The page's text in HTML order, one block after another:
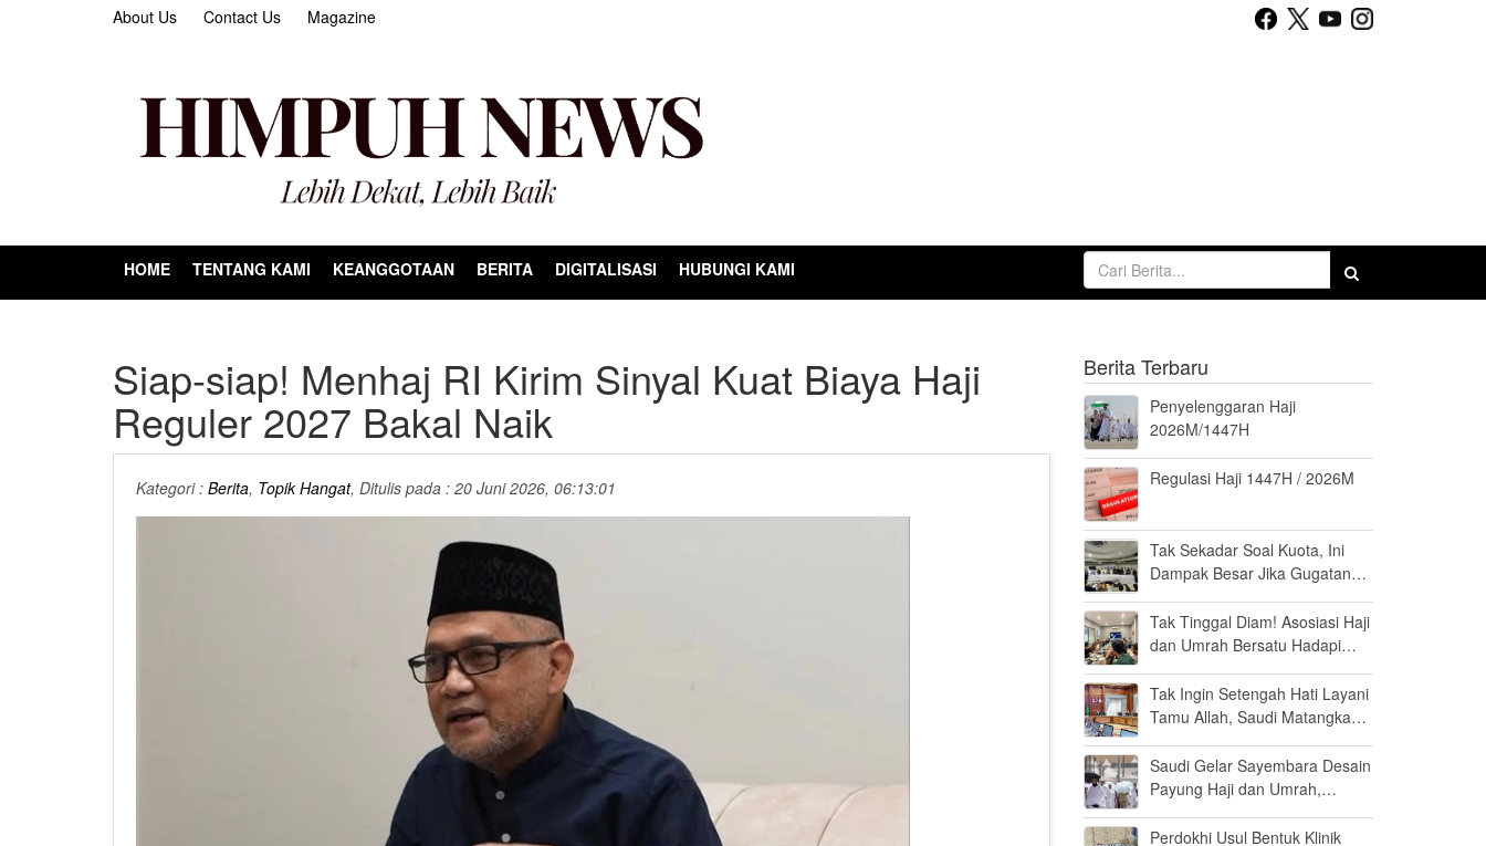
About Us Contact Us Magazine
HOME TENTANG KAMI KEANGGOTAAN BERITA DIGITALISASI HUBUNGI KAMI
Siap-siap! Menhaj RI Kirim Sinyal Kuat Biaya Haji
Reguler 2027 Bakal Naik
Kategori : Berita, Topik Hangat, Ditulis pada : 20 Juni 2026, 06:13:01
Berita Terbaru
Penyelenggaran Haji
2026M/1447H
Regulasi Haji 1447H / 2026M
Tak Sekadar Soal Kuota, Ini
Dampak Besar Jika Gugatan
Tak Tinggal Diam! Asosiasi Haji
dan Umrah Bersatu Hadapi
Persen di MK
Tak Ingin Setengah Hati Layani
Tamu Allah, Saudi Matangkan
Saudi Gelar Sayembara Desain
Payung Haji dan Umrah,
Berpartisipasi
Perdokhi Usul Bentuk Klinik